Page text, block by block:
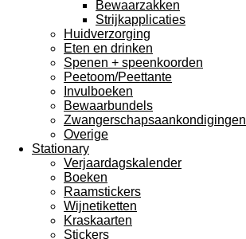
Bewaarzakken
Strijkapplicaties
Huidverzorging
Eten en drinken
Spenen + speenkoorden
Peetoom/Peettante
Invulboeken
Bewaarbundels
Zwangerschapsaankondigingen
Overige
Stationary
Verjaardagskalender
Boeken
Raamstickers
Wijnetiketten
Kraskaarten
Stickers